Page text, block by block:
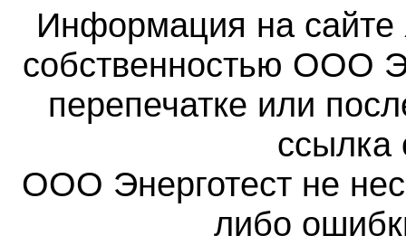
Информация на сайте
собственностью ООО
перепечатке или
ссылка
ООО Энерготест не
либо